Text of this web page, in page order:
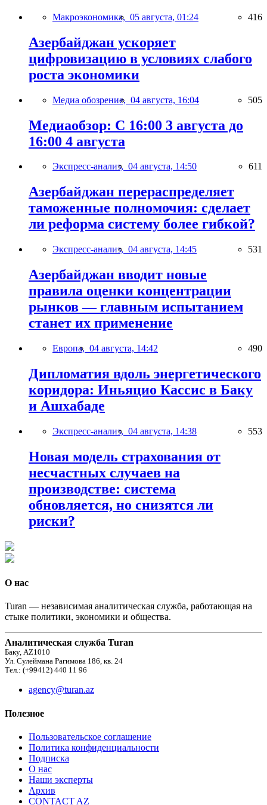
Макроэкономика, 05 августа, 01:24 416
Азербайджан ускоряет
цифровизацию в условиях слабого
роста экономики
Медиа обозрение, 04 августа, 16:04 505
Медиаобзор: С 16:00 3 августа до
16:00 4 августа
Экспресс-анализ, 04 августа, 14:50 611
Азербайджан перераспределяет
таможенные полномочия: сделает
ли реформа систему более гибкой?
Экспресс-анализ, 04 августа, 14:45 531
Азербайджан вводит новые
правила оценки концентрации
рынков — главным испытанием
станет их применение
Европа, 04 августа, 14:42 490
Дипломатия вдоль энергетического
коридора: Иньяцио Кассис в Баку
и Ашхабаде
Экспресс-анализ, 04 августа, 14:38 553
Новая модель страхования от
несчастных случаев на
производстве: система
обновляется, но снизятся ли
риски?
О нас
Turan — независимая аналитическая служба, работающая на
стыке политики, экономики и общества.
Аналитическая служба Turan
Баку, AZ1010
Ул. Сулеймана Рагимова 186, кв. 24
Тел.: (+99412) 440 11 96
agency@turan.az
Полезное
Пользовательское соглашение
Политика конфиденциальности
Подписка
О нас
Наши эксперты
Архив
CONTACT AZ